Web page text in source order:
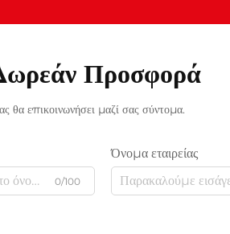
Προσφορά
επικοινωνήσει μαζί σας σύντομα.
0/100
Όνομα εταιρείας